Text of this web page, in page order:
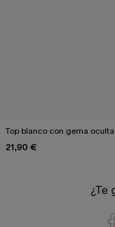
Top blanco con gema oculta
21,90 €
¿Te